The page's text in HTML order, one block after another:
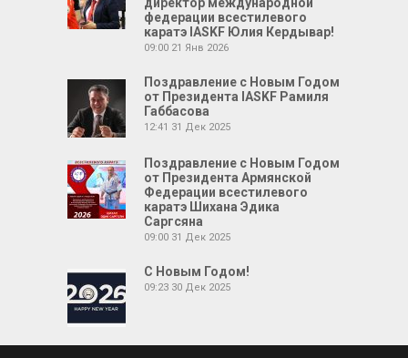
директор международной
федерации всестилевого
каратэ IASKF Юлия Кердывар!
09:00 21 Янв 2026
Поздравление с Новым Годом
от Президента IASKF Рамиля
Габбасова
12:41 31 Дек 2025
Поздравление с Новым Годом
от Президента Армянской
Федерации всестилевого
каратэ Шихана Эдика
Саргсяна
09:00 31 Дек 2025
С Новым Годом!
09:23 30 Дек 2025